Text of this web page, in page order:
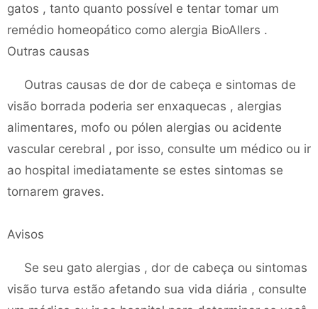
gatos , tanto quanto possível e tentar tomar um
remédio homeopático como alergia BioAllers .
Outras causas
Outras causas de dor de cabeça e sintomas de
visão borrada poderia ser enxaquecas , alergias
alimentares, mofo ou pólen alergias ou acidente
vascular cerebral , por isso, consulte um médico ou ir
ao hospital imediatamente se estes sintomas se
tornarem graves.
Avisos
Se seu gato alergias , dor de cabeça ou sintomas
visão turva estão afetando sua vida diária , consulte